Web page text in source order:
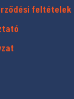
feltételek